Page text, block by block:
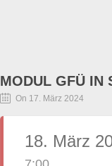
MODUL GFÜ IN
On 17. März 2024
18. März